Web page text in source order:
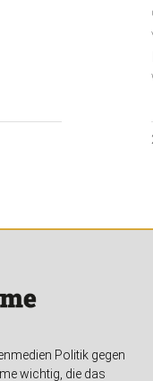
Politik gegen
wichtig, die das